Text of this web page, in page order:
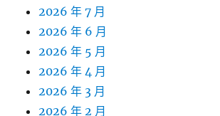
2026 年 7 月
2026 年 6 月
2026 年 5 月
2026 年 4 月
2026 年 3 月
2026 年 2 月